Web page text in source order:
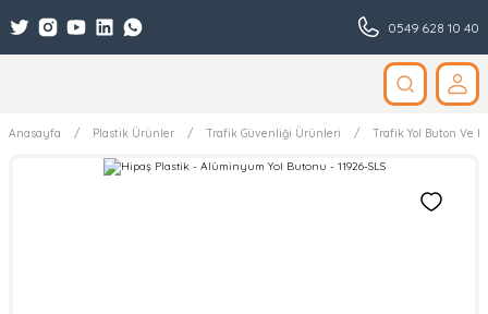
0549 628 10 40
Anasayfa Plastik Ürünler Trafik Güvenliği Ürünleri Trafik Yol Buton Ve